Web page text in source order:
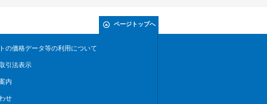
ページトップへ
の価格データ等の利用について
引法表示
内
せ